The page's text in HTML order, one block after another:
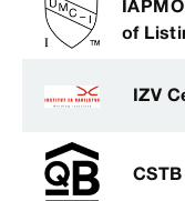
of
IZV